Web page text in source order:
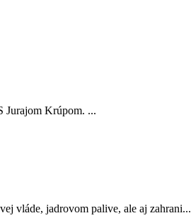
Jurajom Krúpom. ...
vláde, jadrovom palive, ale aj zahrani...